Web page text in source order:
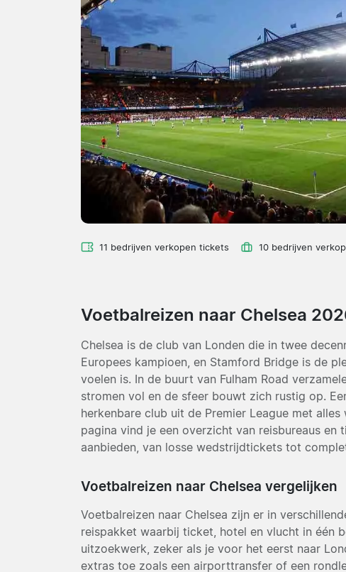
11 bedrijven verkopen tickets 10 bedrijven
Voetbalreizen naar Chelsea
Chelsea is de club van Londen die in twee
Europees kampioen, en Stamford Bridge is de
voelen is. In de buurt van Fulham Road
stromen vol en de sfeer bouwt zich rustig op.
herkenbare club uit de Premier League met
pagina vind je een overzicht van reisbureaus en
aanbieden, van losse wedstrijdtickets tot
Voetbalreizen naar Chelsea vergelijken
Voetbalreizen naar Chelsea zijn er in
reispakket waarbij ticket, hotel en vlucht in één
uitzoekwerk, zeker als je voor het eerst naar
extras toe zoals een airporttransfer of een